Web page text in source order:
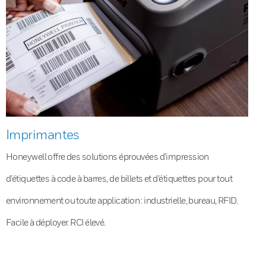
Imprimantes
Honeywell offre des solutions éprouvées d’impression
d’étiquettes à code à barres, de billets et d’étiquettes pour tout
environnement ou toute application : industrielle, bureau, RFID.
Facile à déployer. RCI élevé.